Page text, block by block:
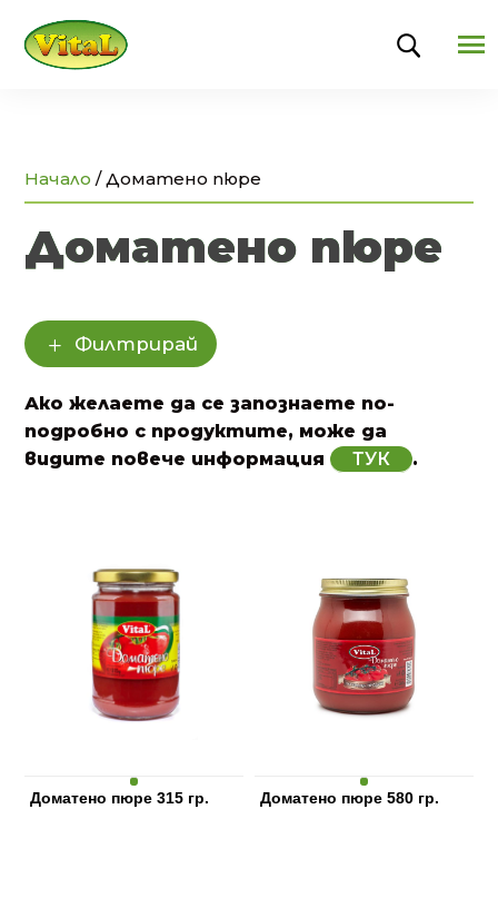
U
Начало /Доматено пюре
Доматено пюре
Филтрирай
Ако желаете да се запознаете по-
подробно с продуктите, може да
видите повече информация
ТУК .
Доматено пюре 315 гр. Доматено пюре 580 гр.